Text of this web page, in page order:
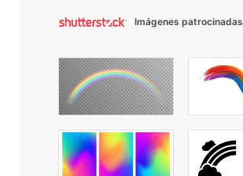
Imágenes patrocinadas